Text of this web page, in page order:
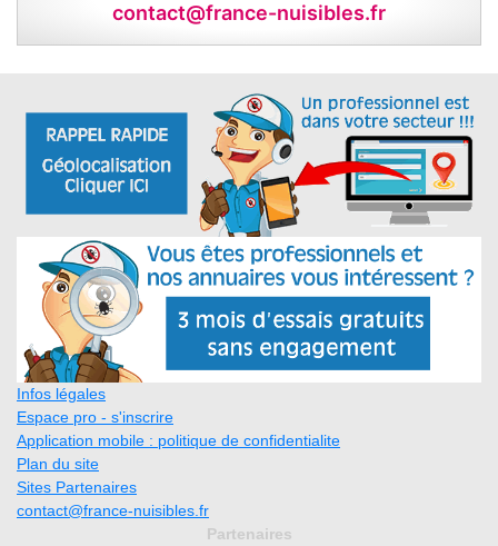
contact@france-nuisibles.fr
Infos légales
Espace pro - s'inscrire
Application mobile : politique de confidentialite
Plan du site
Sites Partenaires
contact@france-nuisibles.fr
Partenaires